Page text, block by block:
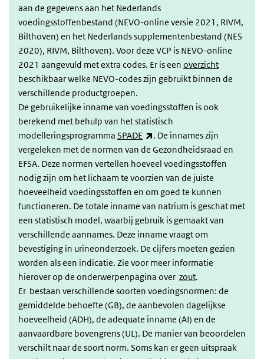
aan de gegevens aan het Nederlands
voedingsstoffenbestand (NEVO-online versie 2021, RIVM,
Bilthoven) en het Nederlands supplementenbestand (NES
2020), RIVM, Bilthoven). Voor deze VCP is NEVO-online
2021 aangevuld met extra codes. Er is een overzicht
beschikbaar welke NEVO-codes zijn gebruikt binnen de
verschillende productgroepen.
De gebruikelijke inname van voedingsstoffen is ook
berekend met behulp van het statistisch
modelleringsprogramma SPADE (externe link)
. De innames zijn
vergeleken met de normen van de Gezondheidsraad en
EFSA. Deze normen vertellen hoeveel voedingsstoffen
nodig zijn om het lichaam te voorzien van de juiste
hoeveelheid voedingsstoffen en om goed te kunnen
functioneren. De totale inname van natrium is geschat met
een statistisch model, waarbij gebruik is gemaakt van
verschillende aannames. Deze inname vraagt om
bevestiging in urineonderzoek. De cijfers moeten gezien
worden als een indicatie. Zie voor meer informatie
hierover op de onderwerpenpagina over zout.
Er bestaan verschillende soorten voedingsnormen: de
gemiddelde behoefte (GB), de aanbevolen dagelijkse
hoeveelheid (ADH), de adequate inname (AI) en de
aanvaardbare bovengrens (UL). De manier van beoordelen
verschilt naar de soort norm. Soms kan er geen uitspraak